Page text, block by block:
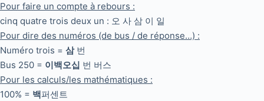
Pour faire un compte à rebours :
cinq quatre trois deux un : 오 사 삼 이 일
Pour dire des numéros (de bus / de réponse…) :
Numéro trois = 삼번
Bus 250 = 이백오십 번 버스
Pour les calculs/les mathématiques :
100% = 백퍼센트